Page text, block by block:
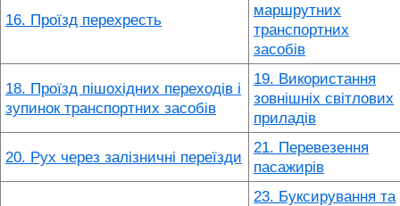
16. Проїзд перехресть
маршрутних
транспортних
засобів
18. Проїзд пішохідних переходів і
зупинок транспортних засобів
19. Використання
зовнішніх світлових
приладів
20. Рух через залізничні переїзди
21. Перевезення
пасажирів
23. Буксирування та